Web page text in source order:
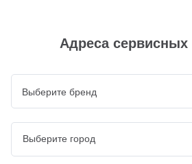
Адреса сервисных
Выберите бренд